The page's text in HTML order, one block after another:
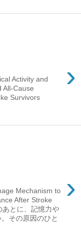
›
Activity and
All-Cause
Survivors
›
Mechanism to
After Stroke
に、記憶力や
その原因のひと